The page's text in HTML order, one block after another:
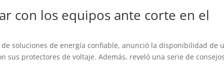
con los equipos ante corte en el
soluciones de energía confiable, anunció la disponibilidad de
sus protectores de voltaje. Además, reveló una serie de